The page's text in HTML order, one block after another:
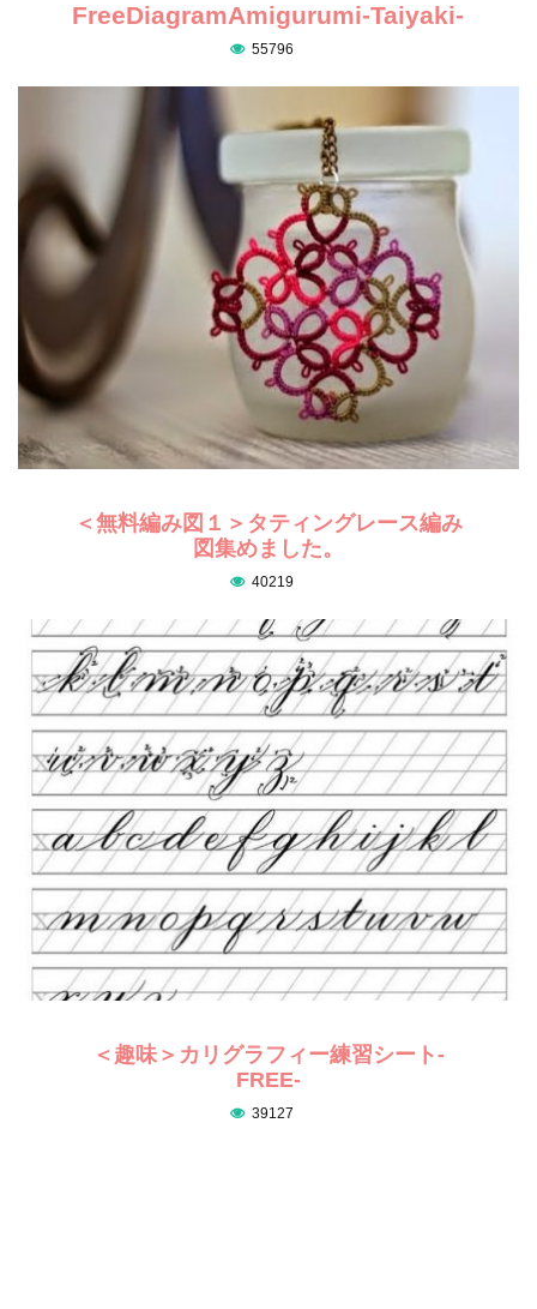
FreeDiagramAmigurumi-Taiyaki-
55796
＜無料編み図１＞タティングレース編み
図集めました。
40219
＜趣味＞カリグラフィー練習シート-
FREE-
39127